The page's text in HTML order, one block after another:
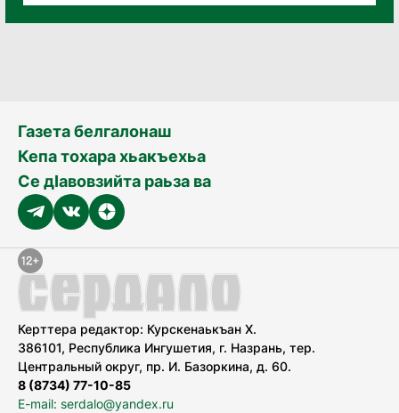
Газета белгалонаш
Кепа тохара хьакъехьа
Се дӀавовзийта раьза ва
Керттера редактор: Курскенаькъан Х.
386101, Республика Ингушетия, г. Назрань, тер.
Центральный округ, пр. И. Базоркина, д. 60.
8 (8734) 77-10-85
E-mail: serdalo@yandex.ru